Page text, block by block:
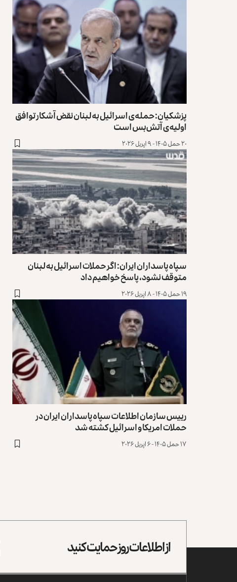
پزشکیان: حمله‌ی اسرائیل به لبنان نقض آشکار توافق
اولیه‌ی آتش‌بس است
۲۰ حمل ۱۴۰۵ - ۹ اپریل ۲۰۲۶
سپاه پاسداران ایران: اگر حملات اسرائیل به لبنان
متوقف نشود، پاسخ خواهیم داد
۱۹ حمل ۱۴۰۵ - ۸ اپریل ۲۰۲۶
رییس سازمان اطلاعات سپاه پاسداران ایران در
حملات امریکا و اسرائیل کشته شد
۱۷ حمل ۱۴۰۵ - ۶ اپریل ۲۰۲۶
از اطلاعات روز حمایت کنید